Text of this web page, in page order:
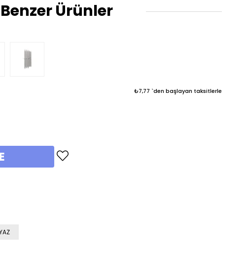
Benzer Ürünler
₺7,77 `den başlayan taksitlerle